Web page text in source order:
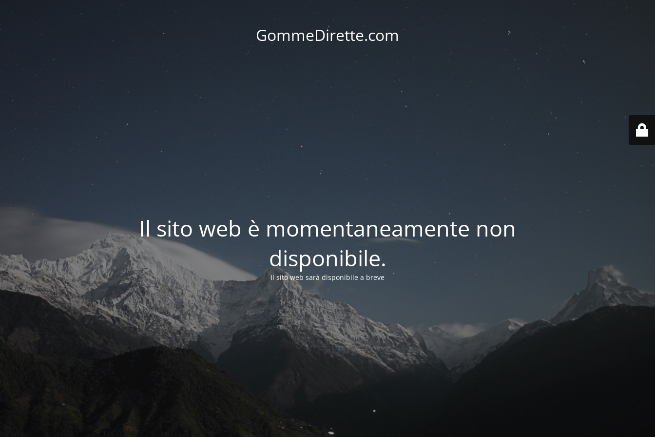
GommeDirette.com
Il sito web è momentaneamente non
disponibile.
Il sito web sarà disponibile a breve